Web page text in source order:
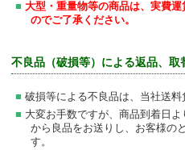
大型・重量物等の商品は、実費
のでご了承ください。
不良品（破損等）による返品、取
破損等による不良品は、当社送料
大変お手数ですが、商品到着日
から良品をお送りし、お客様の
す。